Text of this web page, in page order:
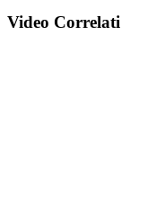
Video Correlati